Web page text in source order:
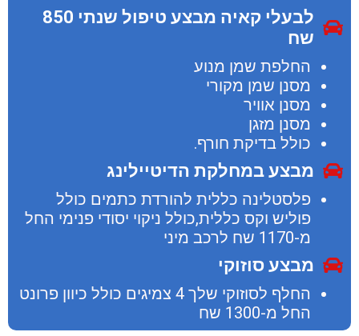
לבעלי קאיה מבצע טיפול שנתי 850
שח
החלפת שמן מנוע
מסנן שמן מקורי
מסנן אוויר
מסנן מזגן
כולל בדיקת חורף.
מבצע במחלקת הדיטיילינג
פלסטלינה כללית להורדת כתמים כולל
פוליש וקס כללית,כולל ניקוי יסודי פנימי החל
מ-1170 שח לרכב מיני
מבצע סוזוקי
החלף לסוזוקי שלך 4 צמיגים כולל כיוון פרונט
החל מ-1300 שח